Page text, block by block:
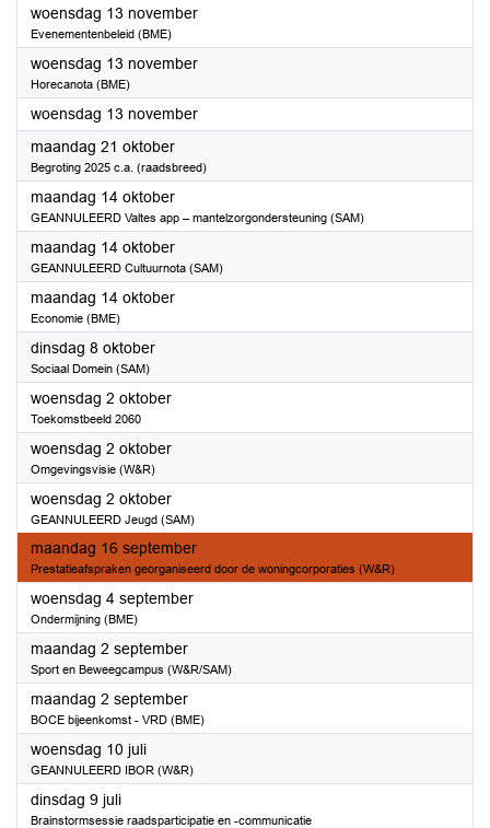
woensdag 13 november2024
Evenementenbeleid (BME)
woensdag 13 november2024
Horecanota (BME)
woensdag 13 november2024
maandag 21 oktober2024
Begroting 2025 c.a. (raadsbreed)
maandag 14 oktober2024
GEANNULEERD Valtes app – mantelzorgondersteuning (SAM)
maandag 14 oktober2024
GEANNULEERD Cultuurnota (SAM)
maandag 14 oktober2024
Economie (BME)
dinsdag 8 oktober2024
Sociaal Domein (SAM)
woensdag 2 oktober2024
Toekomstbeeld 2060
woensdag 2 oktober2024
Omgevingsvisie (W&R)
woensdag 2 oktober2024
GEANNULEERD Jeugd (SAM)
maandag 16 september2024
Prestatieafspraken georganiseerd door de woningcorporaties (W&R)
woensdag 4 september2024
Ondermijning (BME)
maandag 2 september2024
Sport en Beweegcampus (W&R/SAM)
maandag 2 september2024
BOCE bijeenkomst - VRD (BME)
woensdag 10 juli2024
GEANNULEERD IBOR (W&R)
dinsdag 9 juli2024
Brainstormsessie raadsparticipatie en -communicatie